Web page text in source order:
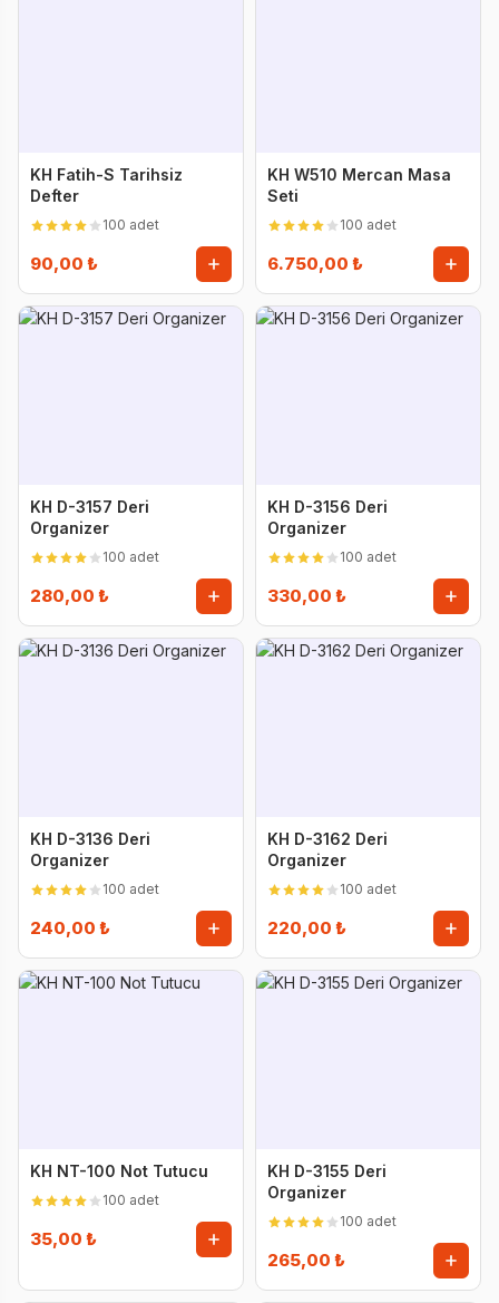
KH Fatih-S Tarihsiz
Defter
100 adet
90,00 ₺
KH W510 Mercan Masa
Seti
100 adet
6.750,00 ₺
KH D-3157 Deri
Organizer
100 adet
280,00 ₺
KH D-3156 Deri
Organizer
100 adet
330,00 ₺
KH D-3136 Deri
Organizer
100 adet
240,00 ₺
KH D-3162 Deri
Organizer
100 adet
220,00 ₺
KH NT-100 Not Tutucu
100 adet
35,00 ₺
KH D-3155 Deri
Organizer
100 adet
265,00 ₺